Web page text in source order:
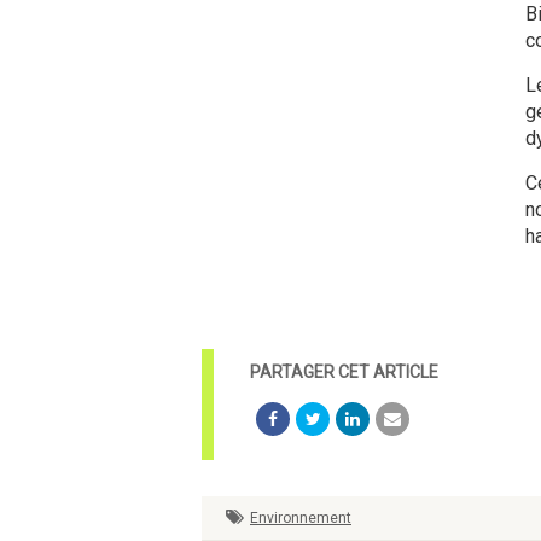
Environnement